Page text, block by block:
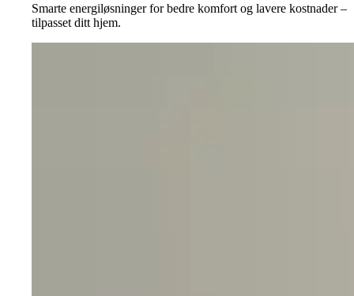
Smarte energiløsninger for bedre komfort og lavere kostnader –
tilpasset ditt hjem.